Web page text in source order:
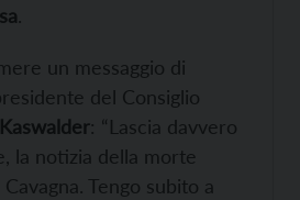
.
un messaggio di
del Consiglio
: “Lascia davvero
la notizia della morte
Tengo subito a